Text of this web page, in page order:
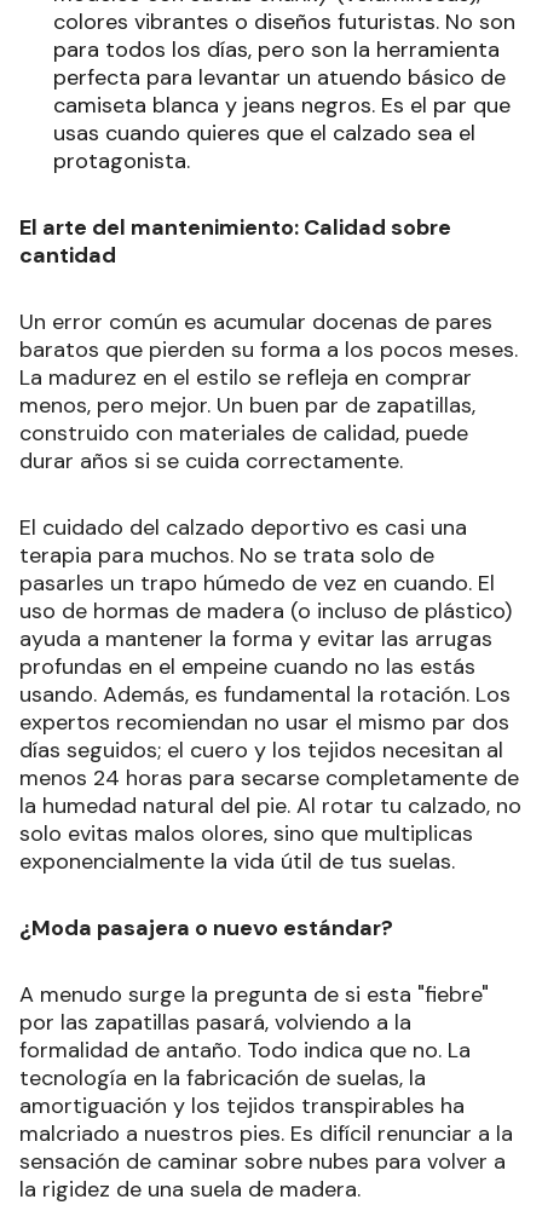
colores vibrantes o diseños futuristas. No son
para todos los días, pero son la herramienta
perfecta para levantar un atuendo básico de
camiseta blanca y jeans negros. Es el par que
usas cuando quieres que el calzado sea el
protagonista.
El arte del mantenimiento: Calidad sobre
cantidad
Un error común es acumular docenas de pares
baratos que pierden su forma a los pocos meses.
La madurez en el estilo se refleja en comprar
menos, pero mejor. Un buen par de zapatillas,
construido con materiales de calidad, puede
durar años si se cuida correctamente.
El cuidado del calzado deportivo es casi una
terapia para muchos. No se trata solo de
pasarles un trapo húmedo de vez en cuando. El
uso de hormas de madera (o incluso de plástico)
ayuda a mantener la forma y evitar las arrugas
profundas en el empeine cuando no las estás
usando. Además, es fundamental la rotación. Los
expertos recomiendan no usar el mismo par dos
días seguidos; el cuero y los tejidos necesitan al
menos 24 horas para secarse completamente de
la humedad natural del pie. Al rotar tu calzado, no
solo evitas malos olores, sino que multiplicas
exponencialmente la vida útil de tus suelas.
¿Moda pasajera o nuevo estándar?
A menudo surge la pregunta de si esta "fiebre"
por las zapatillas pasará, volviendo a la
formalidad de antaño. Todo indica que no. La
tecnología en la fabricación de suelas, la
amortiguación y los tejidos transpirables ha
malcriado a nuestros pies. Es difícil renunciar a la
sensación de caminar sobre nubes para volver a
la rigidez de una suela de madera.